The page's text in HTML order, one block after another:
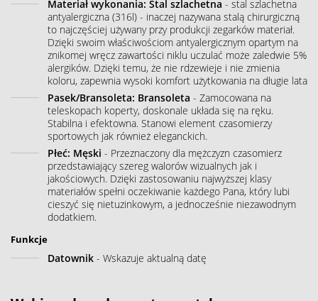
Materiał wykonania: Stal szlachetna - stal szlachetna
antyalergiczna (316l) - inaczej nazywana stalą chirurgiczną
to najczęściej używany przy produkcji zegarków materiał.
Dzięki swoim właściwościom antyalergicznym opartym na
znikomej wręcz zawartości niklu uczulać może zaledwie 5%
alergików. Dzięki temu, że nie rdzewieje i nie zmienia
koloru, zapewnia wysoki komfort użytkowania na długie lata
Pasek/Bransoleta: Bransoleta - Zamocowana na
teleskopach koperty, doskonale układa się na ręku.
Stabilna i efektowna. Stanowi element czasomierzy
sportowych jak również eleganckich.
Płeć: Męski - Przeznaczony dla mężczyzn czasomierz
przedstawiający szereg walorów wizualnych jak i
jakościowych. Dzięki zastosowaniu najwyższej klasy
materiałów spełni oczekiwanie każdego Pana, który lubi
cieszyć się nietuzinkowym, a jednocześnie niezawodnym
dodatkiem.
Funkcje
Datownik - Wskazuje aktualną datę